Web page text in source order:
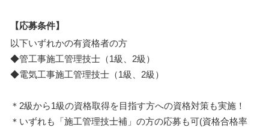
【応募条件】
以下いずれかの有資格者の方
◆管工事施工管理技士（1級、2級）
◆電気工事施工管理技士（1級、2級）
＊2級から1級の資格取得を目指す方への資格対策も実施！
＊いずれも「施工管理技士補」の方の応募も可(資格合格率